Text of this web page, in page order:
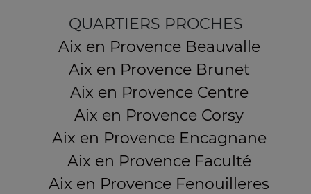
QUARTIERS PROCHES
Aix en Provence Beauvalle
Aix en Provence Brunet
Aix en Provence Centre
Aix en Provence Corsy
Aix en Provence Encagnane
Aix en Provence Faculté
Aix en Provence Fenouilleres